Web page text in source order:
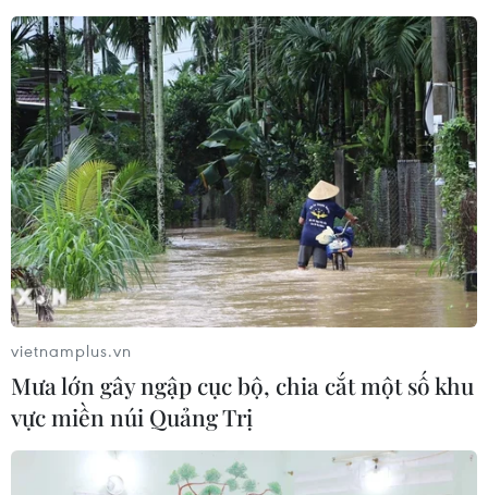
vietnamplus.vn
Mưa lớn gây ngập cục bộ, chia cắt một số khu
vực miền núi Quảng Trị